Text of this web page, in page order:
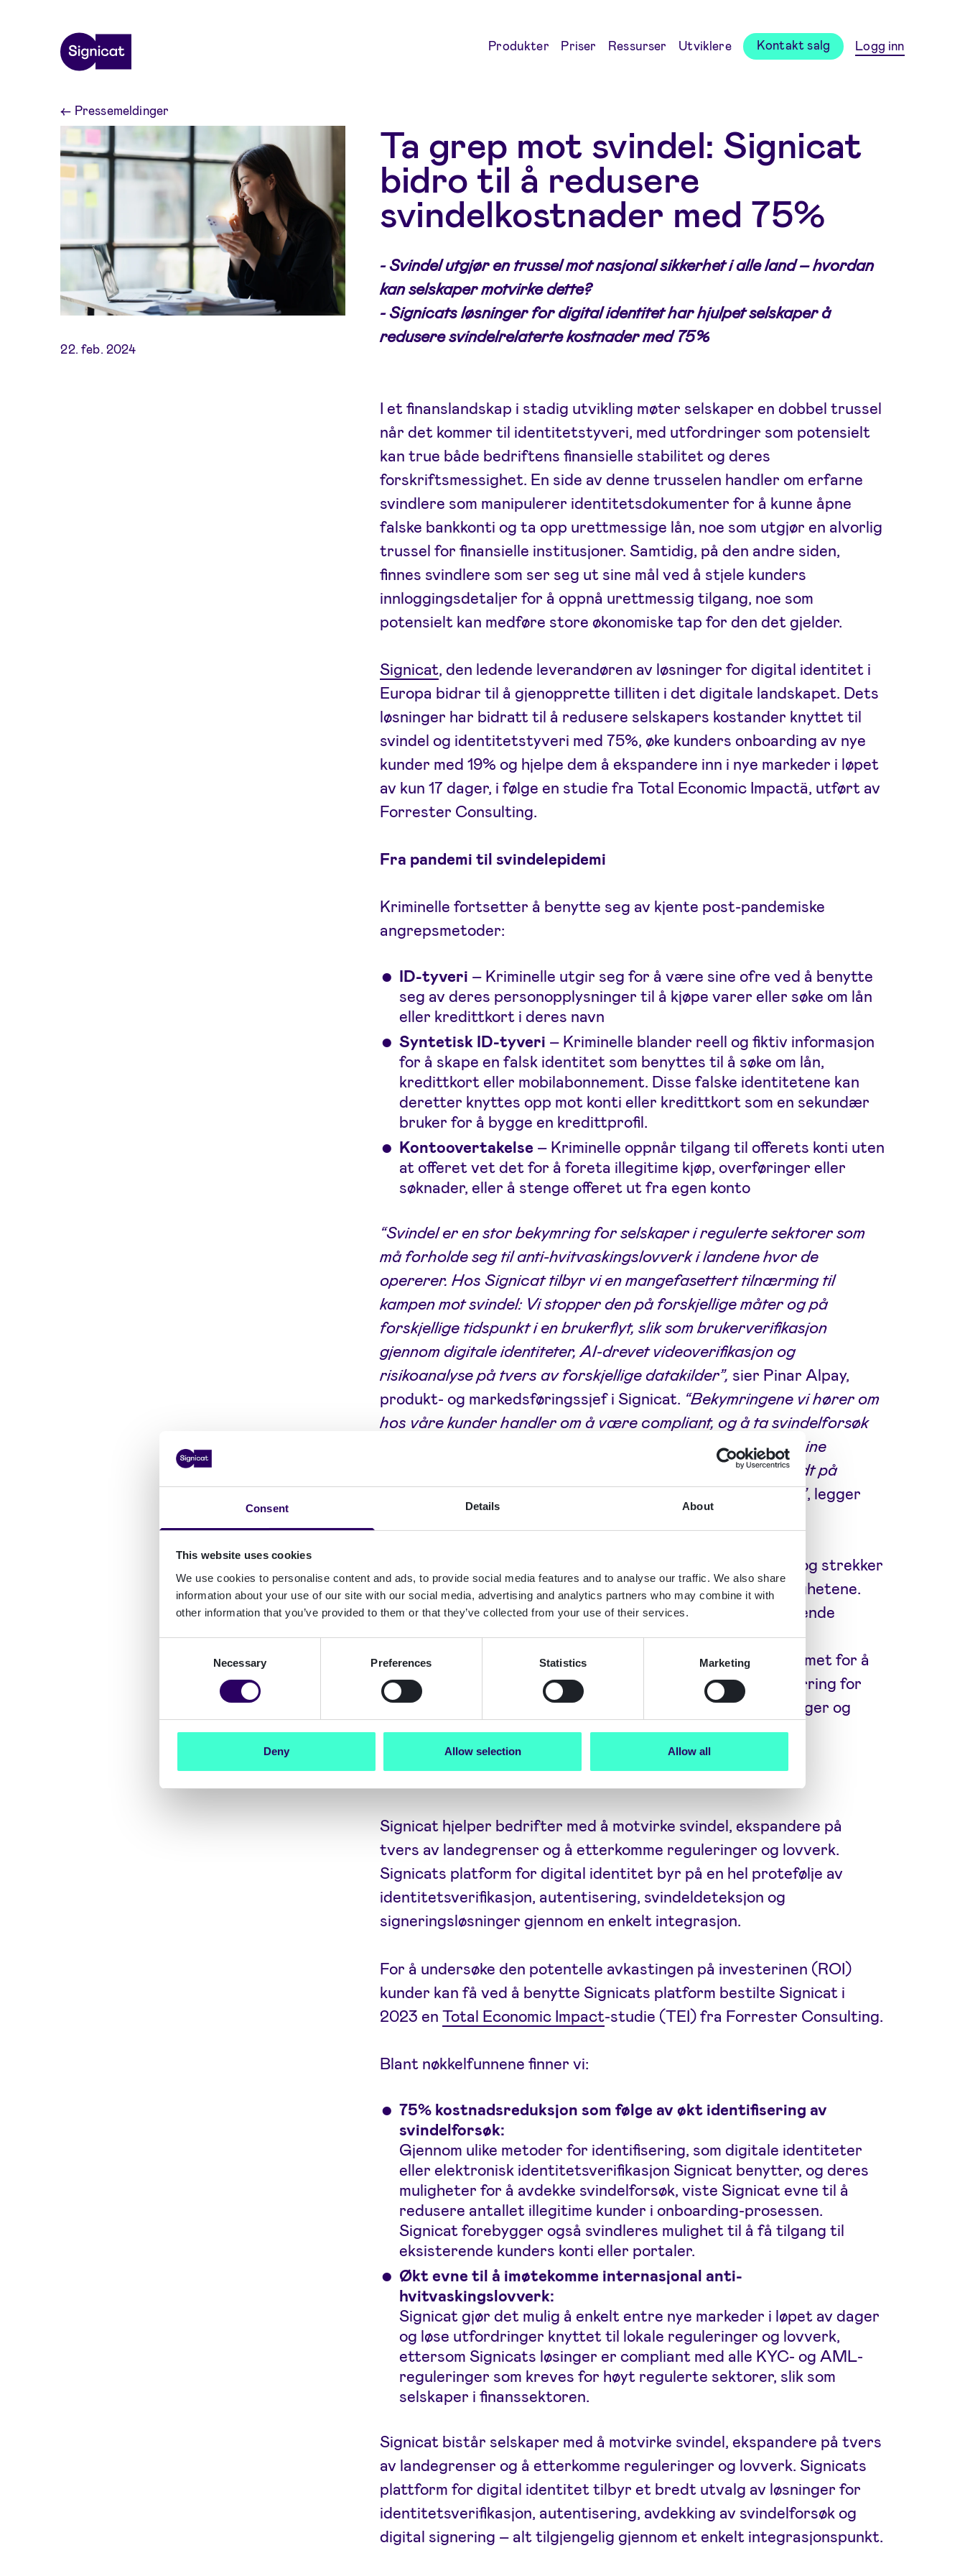
Consent Details About
This website uses cookies
We use cookies to personalise content and ads, to provide social media features and to analyse our traffic. We also share
information about your use of our site with our social media, advertising and analytics partners who may combine it with
other information that you’ve provided to them or that they’ve collected from your use of their services.
Necessary Preferences Statistics Marketing
Deny Allow selection Allow all
Produkter Priser Ressurser Utviklere Kontakt salg Logg inn
← Pressemeldinger
22. feb. 2024
Ta grep mot svindel: Signicat
bidro til å redusere
svindelkostnader med 75%
- Svindel utgjør en trussel mot nasjonal sikkerhet i alle land – hvordan
kan selskaper motvirke dette?
- Signicats løsninger for digital identitet har hjulpet selskaper å
redusere svindelrelaterte kostnader med 75%
I et finanslandskap i stadig utvikling møter selskaper en dobbel trussel
når det kommer til identitetstyveri, med utfordringer som potensielt
kan true både bedriftens finansielle stabilitet og deres
forskriftsmessighet. En side av denne trusselen handler om erfarne
svindlere som manipulerer identitetsdokumenter for å kunne åpne
falske bankkonti og ta opp urettmessige lån, noe som utgjør en alvorlig
trussel for finansielle institusjoner. Samtidig, på den andre siden,
finnes svindlere som ser seg ut sine mål ved å stjele kunders
innloggingsdetaljer for å oppnå urettmessig tilgang, noe som
potensielt kan medføre store økonomiske tap for den det gjelder.
Signicat, den ledende leverandøren av løsninger for digital identitet i
Europa bidrar til å gjenopprette tilliten i det digitale landskapet. Dets
løsninger har bidratt til å redusere selskapers kostander knyttet til
svindel og identitetstyveri med 75%, øke kunders onboarding av nye
kunder med 19% og hjelpe dem å ekspandere inn i nye markeder i løpet
av kun 17 dager, i følge en studie fra Total Economic Impactä, utført av
Forrester Consulting.
Fra pandemi til svindelepidemi
Kriminelle fortsetter å benytte seg av kjente post-pandemiske
angrepsmetoder:
ID-tyveri – Kriminelle utgir seg for å være sine ofre ved å benytte
seg av deres personopplysninger til å kjøpe varer eller søke om lån
eller kredittkort i deres navn
Syntetisk ID-tyveri – Kriminelle blander reell og fiktiv informasjon
for å skape en falsk identitet som benyttes til å søke om lån,
kredittkort eller mobilabonnement. Disse falske identitetene kan
deretter knyttes opp mot konti eller kredittkort som en sekundær
bruker for å bygge en kredittprofil.
Kontoovertakelse – Kriminelle oppnår tilgang til offerets konti uten
at offeret vet det for å foreta illegitime kjøp, overføringer eller
søknader, eller å stenge offeret ut fra egen konto
“Svindel er en stor bekymring for selskaper i regulerte sektorer som
må forholde seg til anti-hvitvaskingslovverk i landene hvor de
opererer. Hos Signicat tilbyr vi en mangefasettert tilnærming til
kampen mot svindel: Vi stopper den på forskjellige måter og på
forskjellige tidspunkt i en brukerflyt, slik som brukerverifikasjon
gjennom digitale identiteter, AI-drevet videoverifikasjon og
risikoanalyse på tvers av forskjellige datakilder”, sier Pinar Alpay,
produkt- og markedsføringssjef i Signicat. “Bekymringene vi hører om
hos våre kunder handler om å være compliant, og å ta svindelforsøk
ved roten, men også å tilby praktisk og sømløs teknologi til sine
ansatte, som hjelper bedriften å vokse. Signicat er forberedt på
enhver sak, fra avsløring av falske identiteter til deepfakes”, legger
Konsekvensene av identitetstyver er ofte svært alvorlige, og strekker
seg fra omfattende finansielle tap til store bøter fra myndighetene.
Bedrifter må finne balansen mellom det å etterkomme gjeldende
lovverk og den økonomiske siden ved det å innføre robuste
sikkerhetsmekanismer. Anti-hvitvaskingslover, som er utformet for å
motarbeidet illegitim økonomisk aktivitet, kan være en utforring for
selskaper som forsøker å manøvrere i en jungel av reguleringer og
lovverk.
Signicat hjelper bedrifter med å motvirke svindel, ekspandere på
tvers av landegrenser og å etterkomme reguleringer og lovverk.
Signicats platform for digital identitet byr på en hel protefølje av
identitetsverifikasjon, autentisering, svindeldeteksjon og
signeringsløsninger gjennom en enkelt integrasjon.
For å undersøke den potentelle avkastingen på investerinen (ROI)
kunder kan få ved å benytte Signicats platform bestilte Signicat i
2023 enTotal Economic Impact-studie (TEI) fra Forrester Consulting.
Blant nøkkelfunnene finner vi:
75% kostnadsreduksjon som følge av økt identifisering av
svindelforsøk:
Gjennom ulike metoder for identifisering, som digitale identiteter
eller elektronisk identitetsverifikasjon Signicat benytter, og deres
muligheter for å avdekke svindelforsøk, viste Signicat evne til å
redusere antallet illegitime kunder i onboarding-prosessen.
Signicat forebygger også svindleres mulighet til å få tilgang til
eksisterende kunders konti eller portaler.
Økt evne til å imøtekomme internasjonal anti-
hvitvaskingslovverk:
Signicat gjør det mulig å enkelt entre nye markeder i løpet av dager
og løse utfordringer knyttet til lokale reguleringer og lovverk,
ettersom Signicats løsinger er compliant med alle KYC- og AML-
reguleringer som kreves for høyt regulerte sektorer, slik som
selskaper i finanssektoren.
Signicat bistår selskaper med å motvirke svindel, ekspandere på tvers
av landegrenser og å etterkomme reguleringer og lovverk. Signicats
plattform for digital identitet tilbyr et bredt utvalg av løsninger for
identitetsverifikasjon, autentisering, avdekking av svindelforsøk og
digital signering – alt tilgjengelig gjennom et enkelt integrasjonspunkt.